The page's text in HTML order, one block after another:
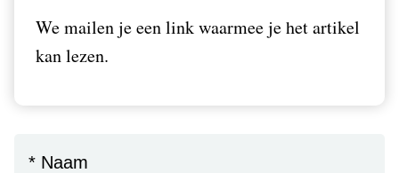
We mailen je een link waarmee je het artikel
kan lezen.
* Naam